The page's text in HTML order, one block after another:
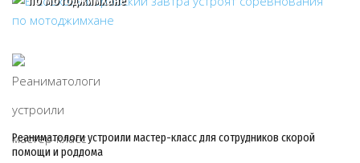
Реаниматологи устроили мастер-класс для сотрудников скорой
помощи и роддома